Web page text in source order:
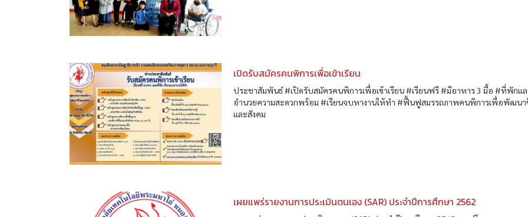
เปิดรับสมัครคนพิการเพื่อเข้าเรียน
ประชาสัมพันธ์ #เปิดรับสมัครคนพิการเพื่อเข้าเรียน #เรียนฟรี #มีอาหาร 3 มื้อ #ที่พักแล
อำนวยความสะดวกพร้อม #เรียนจบหางานให้ทำ #ฟื้นฟูสมรรถภาพคนพิการเพื่อพัฒนา
และสังคม
เผยแพร่รายงานการประเมินตนเอง (SAR) ประจำปีการศึกษา 2562